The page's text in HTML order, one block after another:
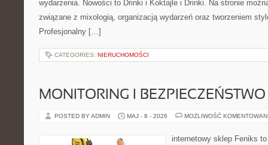
wydarzenia. Nowości to Drinki i Koktajle i Drinki. Na stronie
związane z mixologią, organizacją wydarzeń oraz tworzeniem
Profesjonalny […]
CATEGORIES: NIERUCHOMOŚCI
MONITORING I
POSTED BY ADMIN MAJ - 8 - 2026 MOŻLIWOŚĆ
internetowy sklep Feniks